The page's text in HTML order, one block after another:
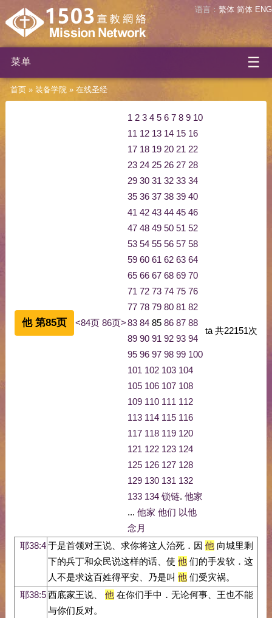
语言： 繁体 简体 ENG
菜单 ☰
首页» 装备学院 » 在线圣经
他 第85页 <84页 86页>
1 2 3 4 5 6 7 8 9 10
11 12 13 14 15 16
17 18 19 20 21 22
23 24 25 26 27 28
29 30 31 32 33 34
35 36 37 38 39 40
41 42 43 44 45 46
47 48 49 50 51 52
53 54 55 56 57 58
59 60 61 62 63 64
65 66 67 68 69 70
71 72 73 74 75 76
77 78 79 80 81 82
83 84 85 86 87 88
89 90 91 92 93 94
95 96 97 98 99 100
101 102 103 104
105 106 107 108
109 110 111 112
113 114 115 116
117 118 119 120
121 122 123 124
125 126 127 128
129 130 131 132
133 134 锁链. 他家
... 他家 他们 以他
念月
tā 共22151次
耶38:4于是首领对王说、求你将这人治死．因 他向城里剩
下的兵丁和众民说这样的话、使 他们的手发软．这
人不是求这百姓得平安、乃是叫 他们受灾祸。
耶38:5西底家王说、 他在你们手中．无论何事、王也不能
与你们反对。